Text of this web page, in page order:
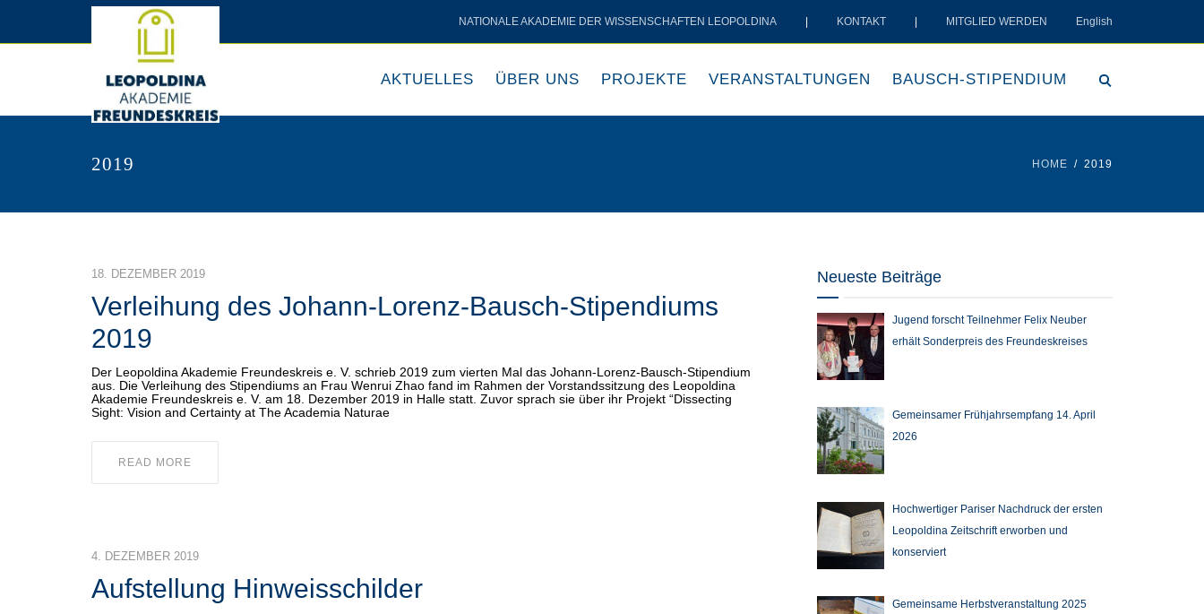
NATIONALE AKADEMIE DER WISSENSCHAFTEN LEOPOLDINA KONTAKT MITGLIED WERDEN English
AKTUELLES ÜBER UNS PROJEKTE VERANSTALTUNGEN BAUSCH-STIPENDIUM
2019 HOME 2019
18. DEZEMBER 2019
Verleihung des Johann-Lorenz-Bausch-Stipendiums
2019
Der Leopoldina Akademie Freundeskreis e. V. schrieb 2019 zum vierten Mal das Johann-Lorenz-Bausch-Stipendium
aus. Die Verleihung des Stipendiums an Frau Wenrui Zhao fand im Rahmen der Vorstandssitzung des Leopoldina
Akademie Freundeskreis e. V. am 18. Dezember 2019 in Halle statt. Zuvor sprach sie über ihr Projekt “Dissecting
Sight: Vision and Certainty at The Academia Naturae
READ MORE
4. DEZEMBER 2019
Aufstellung Hinweisschilder
Neueste Beiträge
Jugend forscht Teilnehmer Felix Neuber
erhält Sonderpreis des Freundeskreises
Gemeinsamer Frühjahrsempfang 14. April
2026
Hochwertiger Pariser Nachdruck der ersten
Leopoldina Zeitschrift erworben und
konserviert
Gemeinsame Herbstveranstaltung 2025